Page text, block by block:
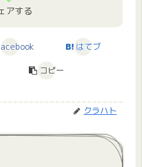
アする
はてブ
コピー
クラハト